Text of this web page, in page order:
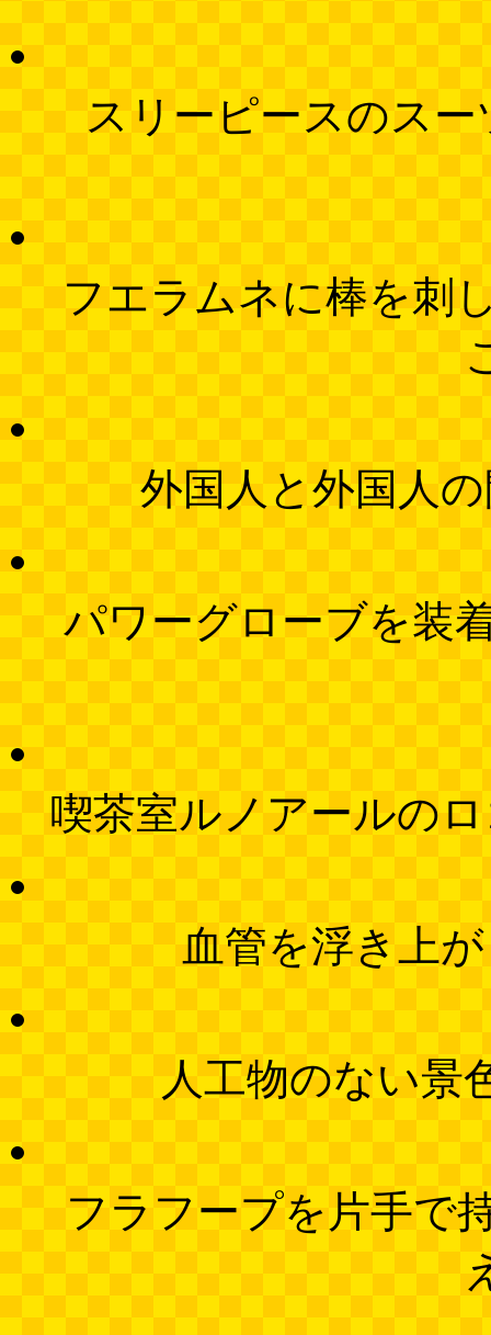
スリーピースのス
フエラムネに棒を刺
外国人と外国人
パワーグローブを装
喫茶室ルノアールの
血管を浮き上
人工物のない景
フラフープを片手で